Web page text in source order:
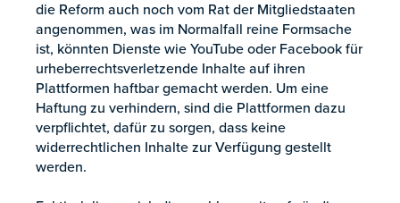
die Reform auch noch vom Rat der Mitgliedstaaten
angenommen, was im Normalfall reine Formsache
ist, könnten Dienste wie YouTube oder Facebook für
urheberrechtsverletzende Inhalte auf ihren
Plattformen haftbar gemacht werden. Um eine
Haftung zu verhindern, sind die Plattformen dazu
verpflichtet, dafür zu sorgen, dass keine
widerrechtlichen Inhalte zur Verfügung gestellt
werden.